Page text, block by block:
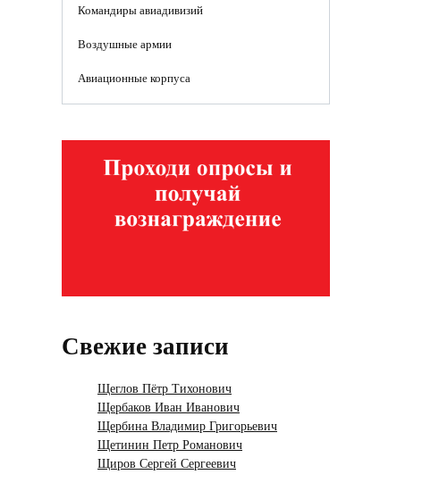
Командиры авиадивизий
Воздушные армии
Авиационные корпуса
Свежие записи
Щеглов Пётр Тихонович
Щербаков Иван Иванович
Щербина Владимир Григорьевич
Щетинин Петр Романович
Щиров Сергей Сергеевич